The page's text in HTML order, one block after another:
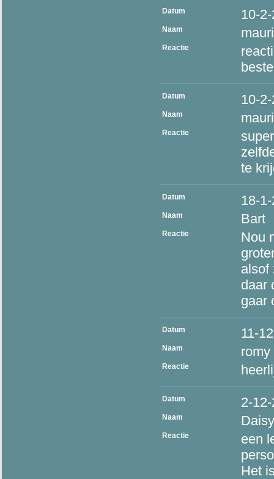
Datum 10-
Naam mauri
Reactie
Datum 10-
Naam mauri
Reactie
te
Datum 18-
Naam Bart
Reactie
Nou
alsof
daar
gaar
Datum 11-
Naam romy
Reactie
Datum 2-
Naam Daisy
Reactie
een
Het